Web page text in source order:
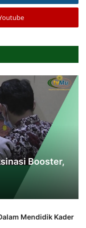
Booster,
Mendidik Kader